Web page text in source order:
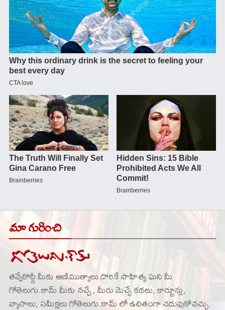
మా గురించి
తవ్వేకొద్దీ మీకు ఆణిముత్యాలు దొరికే సాహిత్య ఘని మీ
గోతెలుగు.కామ్ మీకు నచ్చే , మీరు మెచ్చే కథలు, కార్టూన్లు,
వ్యాసాలు, సమీక్షలు గోతెలుగు.కామ్ లో ఉచితంగా చదువుకోవచ్చు.